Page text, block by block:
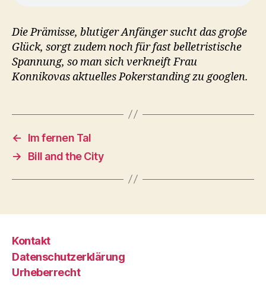
Die Prämisse, blutiger Anfänger sucht das große
Glück, sorgt zudem noch für fast belletristische
Spannung, so man sich verkneift Frau
Konnikovas aktuelles Pokerstanding zu googlen.
←
Im fernen Tal
→
Bill and the City
Kontakt
Datenschutzerklärung
Urheberrecht